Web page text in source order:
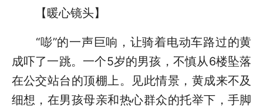
【暖心镜头】
“嘭”的一声巨响，让骑着电动车路过的黄
成吓了一跳。一个5岁的男孩，不慎从6楼坠落
在公交站台的顶棚上。见此情景，黄成来不及
细想，在男孩母亲和热心群众的托举下，手脚